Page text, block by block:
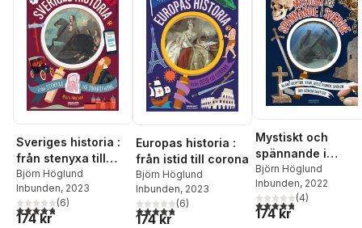
Sveriges historia :
från stenyxa till
smartphone
Björn Höglund
Inbunden, 2023
4,8utav 5 stjärnor. Totalt antal röster:
(6)
174 kr
Europas historia :
från istid till corona
Björn Höglund
Inbunden, 2023
4,8utav 5 stjärnor. Totalt antal röster:
(6)
174 kr
Mystiskt och
spännande i
Sverige : bland
grottor, vrak, guld,
ruiner, spöken och
gömda skatter
Björn Höglund
Inbunden, 2022
4,8utav 5 stjärnor.
(4)
174 kr